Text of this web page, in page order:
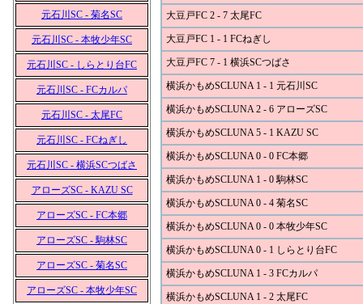
元石川SC - 菊名SC
元石川SC - 本牧少年SC
元石川SC - しらとり台FC
元石川SC - FCカルパ
元石川SC - 太尾FC
元石川SC - FCねぎし
元石川SC - 横浜SCつばさ
アローズSC - KAZU SC
アローズSC - FC本郷
アローズSC - 駒林SC
アローズSC - 菊名SC
アローズSC - 本牧少年SC
大豆戸FC 2 - 7 太尾FC
大豆戸FC 1 - 1 FCねぎし
大豆戸FC 7 - 1 横浜SCつばさ
横浜かもめSCLUNA 1 - 1 元石川SC
横浜かもめSCLUNA 2 - 6 アローズSC
横浜かもめSCLUNA 5 - 1 KAZU SC
横浜かもめSCLUNA 0 - 0 FC本郷
横浜かもめSCLUNA 1 - 0 駒林SC
横浜かもめSCLUNA 0 - 4 菊名SC
横浜かもめSCLUNA 0 - 0 本牧少年SC
横浜かもめSCLUNA 0 - 1 しらとり台FC
横浜かもめSCLUNA 1 - 3 FCカルパ
横浜かもめSCLUNA 1 - 2 太尾FC